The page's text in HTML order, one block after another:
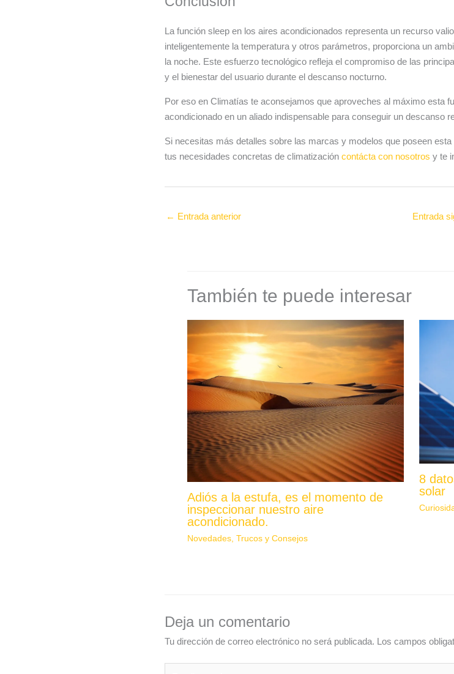
La función sleep en los aires acondicionados representa un recurso
inteligentemente la temperatura y otros parámetros, proporciona un
la noche. Este esfuerzo tecnológico refleja el compromiso de las
y el bienestar del usuario durante el descanso nocturno.
Por eso en Climatías te aconsejamos que aproveches al máximo esta
acondicionado en un aliado indispensable para conseguir un descanso
Si necesitas más detalles sobre las marcas y modelos que poseen
tus necesidades concretas de climatización contácta con nosotros y te
← Entrada anterior Entrada
También te puede interesar
Adiós a la estufa, es el momento de
inspeccionar nuestro aire
acondicionado.
Novedades Trucos y Consejos
8
solar
Deja un comentario
Tu dirección de correo electrónico no será publicada. Los campos